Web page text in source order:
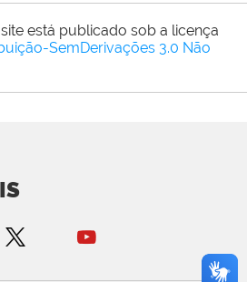
está publicado sob a licença
SemDerivações 3.0 Não